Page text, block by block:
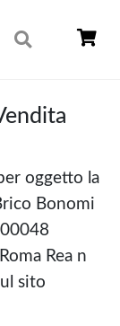
oggetto la
Bonomi
Rea n
sito